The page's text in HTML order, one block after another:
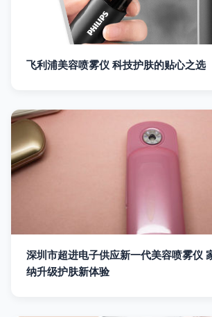
飞利浦美容喷雾仪 科技护肤的贴心之选
深圳市超进电子供应新一代美容喷雾仪
纳升级护肤新体验